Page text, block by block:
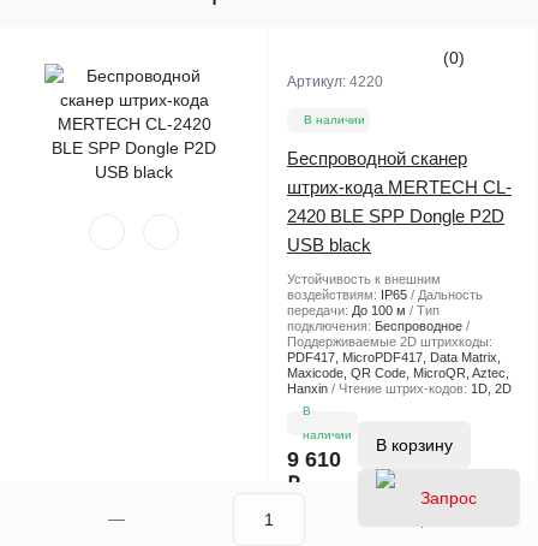
(0)
Артикул: 4220
В наличии
Беспроводной сканер
штрих-кода MERTECH CL-
2420 BLE SPP Dongle P2D
USB black
Устойчивость к внешним
воздействиям: IP65
Дальность
передачи: До 100 м
Тип
подключения: Беспроводное
Поддерживаемые 2D штрихкоды:
PDF417, MicroPDF417, Data Matrix,
Maxicode, QR Code, MicroQR, Aztec,
Hanxin
Чтение штрих-кодов: 1D, 2D
В
наличии
9 610
₽
В корзину